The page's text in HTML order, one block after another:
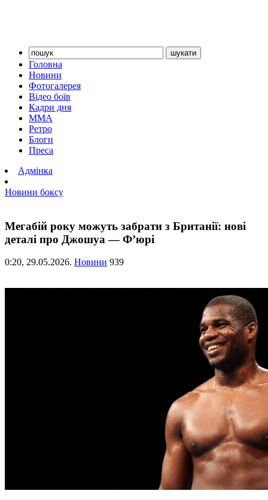
Головна
Новини
Фотогалерея
Відео боїв
Кадри дня
ММА
Ретро
Блоги
Преса
Адмінка
Новини боксу
Мегабій року можуть забрати з Британії: нові
деталі про Джошуа — Ф’юрі
0:20, 29.05.2026. Новини 939